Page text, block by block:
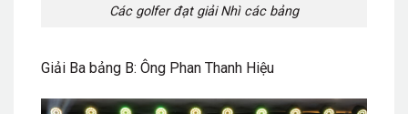
Các golfer đạt giải Nhì các bảng
Giải Ba bảng B: Ông Phan Thanh Hiệu